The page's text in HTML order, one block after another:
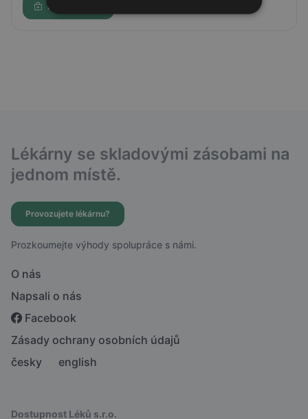
Rezervovat
Lékárny se skladovými zásobami na
jednom místě.
Provozujete lékárnu?
Prozkoumejte výhody spolupráce s námi.
O nás
Napsali o nás
Facebook
Zásady ochrany osobních údajů
česky
english
Dostupnost Léků s.r.o.